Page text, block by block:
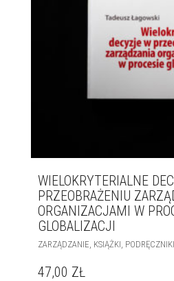
WIELOKRYTERIALNE
PRZEOBRAŻENIU
ORGANIZACJAMI W
GLOBALIZACJI
ZARZĄDZANIE KSIĄŻKI
47,00 ZŁ